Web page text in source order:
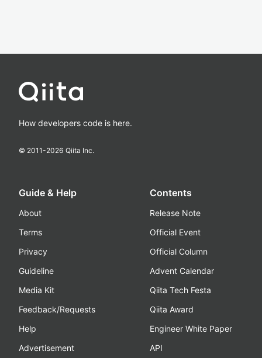
How developers code is here.
© 2011-2026 Qiita Inc.
Guide & Help
About
Terms
Privacy
Guideline
Media Kit
Feedback/Requests
Help
Advertisement
Contents
Release Note
Official Event
Official Column
Advent Calendar
Qiita Tech Festa
Qiita Award
Engineer White Paper
API